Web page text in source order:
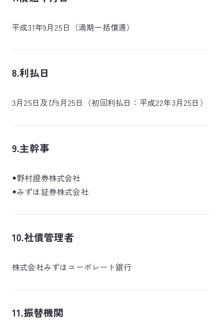
平成31年9月25日（満期一括償還）
8.利払日
3月25日及び9月25日（初回利払日：平成22年3月25日）
9.主幹事
野村證券株式会社
みずほ証券株式会社
10.社債管理者
株式会社みずほコーポレート銀行
11.振替機関